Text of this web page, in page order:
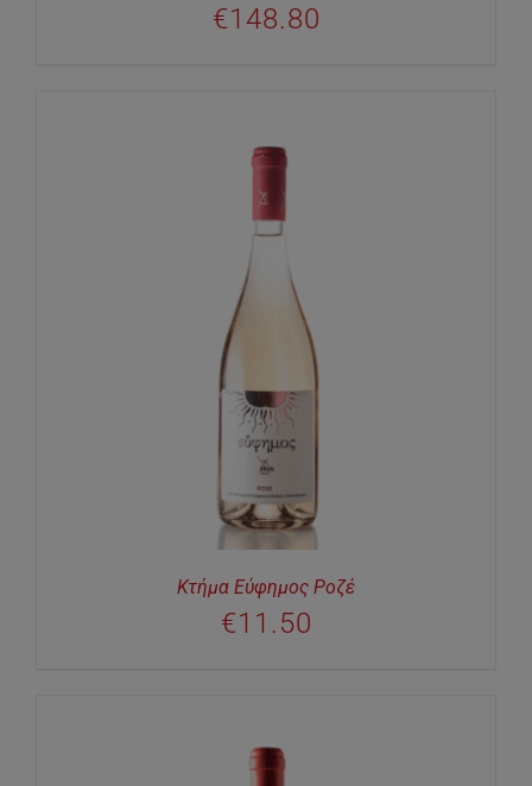
€148.80
Κτήμα Εύφημος Ροζέ
€11.50